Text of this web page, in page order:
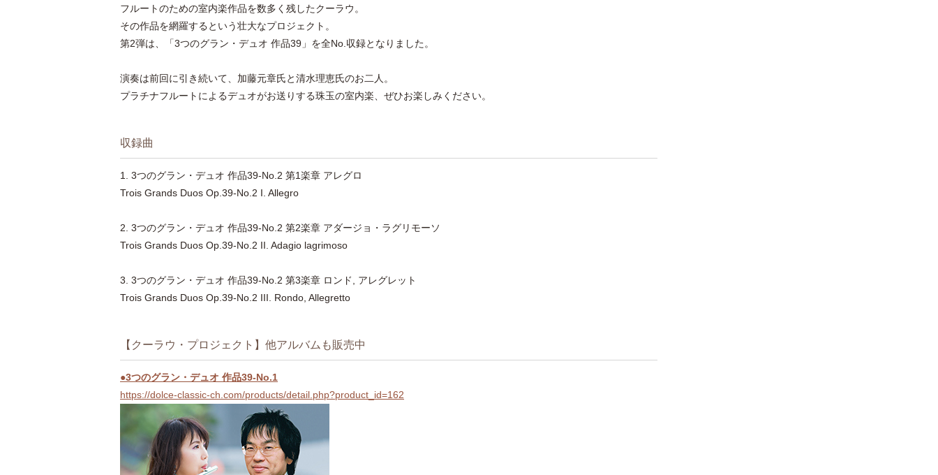
フルートのための室内楽作品を数多く残したクーラウ。
その作品を網羅するという壮大なプロジェクト。
第2弾は、「3つのグラン・デュオ 作品39」を全No.収録となりました。
演奏は前回に引き続いて、加藤元章氏と清水理恵氏のお二人。
プラチナフルートによるデュオがお送りする珠玉の室内楽、ぜひお楽しみください。
収録曲
1. 3つのグラン・デュオ 作品39-No.2 第1楽章 アレグロ
Trois Grands Duos Op.39-No.2 I. Allegro
2. 3つのグラン・デュオ 作品39-No.2 第2楽章 アダージョ・ラグリモーソ
Trois Grands Duos Op.39-No.2 II. Adagio lagrimoso
3. 3つのグラン・デュオ 作品39-No.2 第3楽章 ロンド, アレグレット
Trois Grands Duos Op.39-No.2 III. Rondo, Allegretto
【クーラウ・プロジェクト】他アルバムも販売中
●3つのグラン・デュオ 作品39-No.1
https://dolce-classic-ch.com/products/detail.php?product_id=162